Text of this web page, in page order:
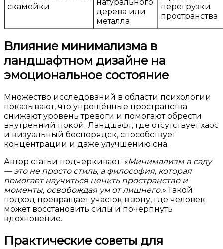
скамейки
натурального
дерева или
металла
перегрузки
пространства
Влияние минимализма в
ландшафтном дизайне на
эмоциональное состояние
Множество исследований в области психологии
показывают, что упрощённые пространства
снижают уровень тревоги и помогают обрести
внутренний покой. Ландшафт, где отсутствует хаос
и визуальный беспорядок, способствует
концентрации и даже улучшению сна.
Автор статьи подчеркивает: «Минимализм в саду
— это не просто стиль, а философия, которая
помогает научиться ценить пространство и
моменты, освобождая ум от лишнего.»Такой
подход превращает участок в зону, где человек
может восстановить силы и почерпнуть
вдохновение.
Практические советы для